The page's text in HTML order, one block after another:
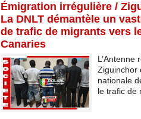
Émigration irrégulière /
La DNLT démantèle un
de trafic de migrants vers
Canaries
L’Antenne
Ziguinchor
nationale
le trafic de